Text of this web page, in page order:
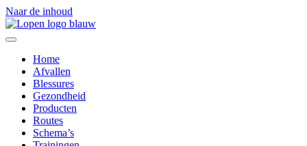
Naar de inhoud
Home
Afvallen
Blessures
Gezondheid
Producten
Routes
Schema’s